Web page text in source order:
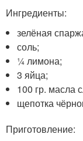
Ингредиенты:
зелёная
соль;
¼ лимона;
3 яйца;
100 гр. масла
щепотка
Приготовление: